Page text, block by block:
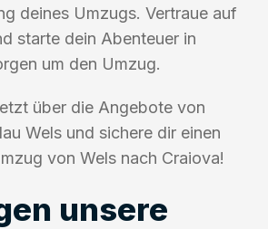
deines Umzugs. Vertraue auf
starte dein Abenteuer in
um den Umzug.
über die Angebote von
Wels und sichere dir einen
von Wels nach Craiova!
unsere